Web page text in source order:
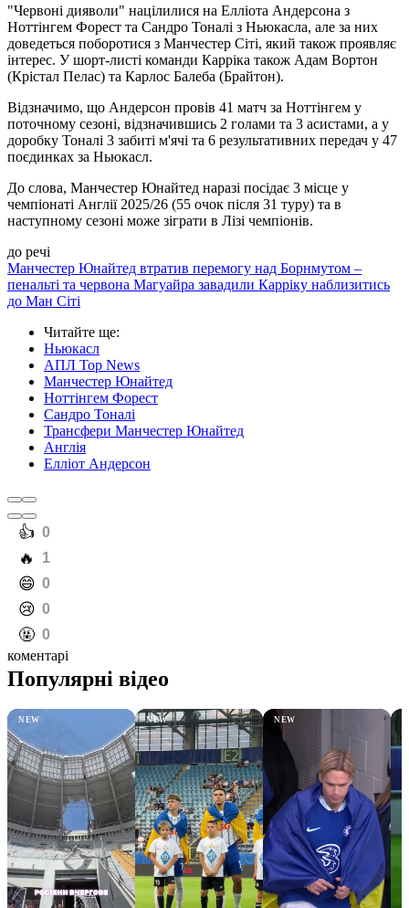
"Червоні дияволи" націлилися на Елліота Андерсона з
Ноттінгем Форест та Сандро Тоналі з Ньюкасла, але за них
доведеться поборотися з Манчестер Сіті, який також проявляє
інтерес. У шорт-листі команди Карріка також Адам Вортон
(Крістал Пелас) та Карлос Балеба (Брайтон).
Відзначимо, що Андерсон провів 41 матч за Ноттінгем у
поточному сезоні, відзначившись 2 голами та 3 асистами, а у
доробку Тоналі 3 забиті м'ячі та 6 результативних передач у 47
поєдинках за Ньюкасл.
До слова, Манчестер Юнайтед наразі посідає 3 місце у
чемпіонаті Англії 2025/26 (55 очок після 31 туру) та в
наступному сезоні може зіграти в Лізі чемпіонів.
до речі
Манчестер Юнайтед втратив перемогу над Борнмутом –
пенальті та червона Магуайра завадили Карріку наблизитись
до Ман Сіті
Читайте ще:
Ньюкасл
АПЛ Top News
Манчестер Юнайтед
Ноттінгем Форест
Сандро Тоналі
Трансфери Манчестер Юнайтед
Англія
Елліот Андерсон
️👍 0
️🔥 1
️😄 0
️😢 0
️🤬 0
коментарі